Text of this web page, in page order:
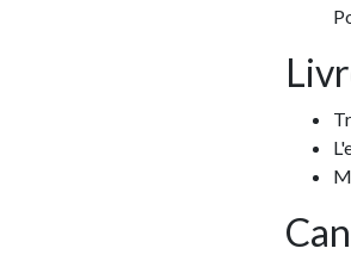
Potentiels
Livres
Trop
L'enfant
Ma vie
Canaux